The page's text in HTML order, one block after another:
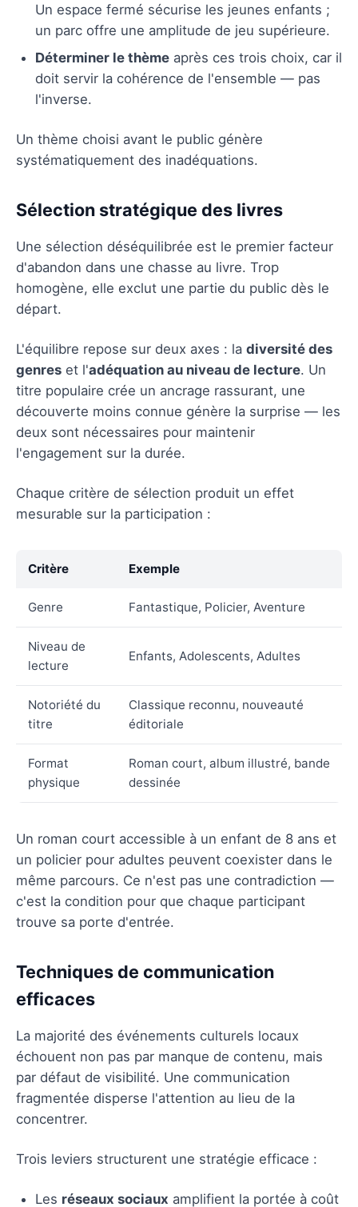
Un espace fermé sécurise les jeunes enfants ;
un parc offre une amplitude de jeu supérieure.
Déterminer le thème après ces trois choix, car il
doit servir la cohérence de l'ensemble — pas
l'inverse.
Un thème choisi avant le public génère
systématiquement des inadéquations.
Sélection stratégique des livres
Une sélection déséquilibrée est le premier facteur
d'abandon dans une chasse au livre. Trop
homogène, elle exclut une partie du public dès le
départ.
L'équilibre repose sur deux axes : la diversité des
genres et l'adéquation au niveau de lecture. Un
titre populaire crée un ancrage rassurant, une
découverte moins connue génère la surprise — les
deux sont nécessaires pour maintenir
l'engagement sur la durée.
Chaque critère de sélection produit un effet
mesurable sur la participation :
Critère Exemple
Genre Fantastique, Policier, Aventure
Niveau de
lecture
Enfants, Adolescents, Adultes
Notoriété du
titre
Classique reconnu, nouveauté
éditoriale
Format
physique
Roman court, album illustré, bande
dessinée
Un roman court accessible à un enfant de 8 ans et
un policier pour adultes peuvent coexister dans le
même parcours. Ce n'est pas une contradiction —
c'est la condition pour que chaque participant
trouve sa porte d'entrée.
Techniques de communication
efficaces
La majorité des événements culturels locaux
échouent non pas par manque de contenu, mais
par défaut de visibilité. Une communication
fragmentée disperse l'attention au lieu de la
concentrer.
Trois leviers structurent une stratégie efficace :
Les réseaux sociaux amplifient la portée à coût